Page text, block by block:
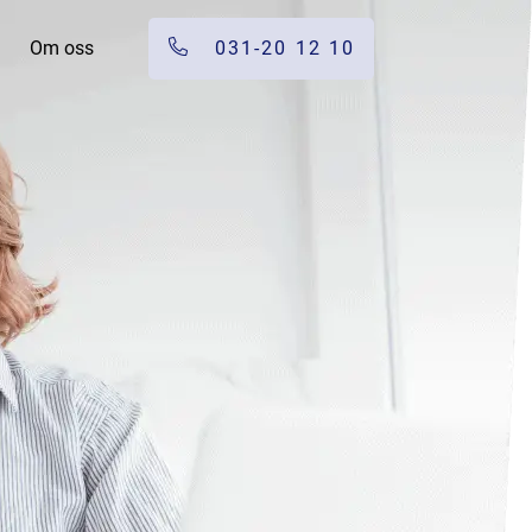
Om oss 031-20 12 10